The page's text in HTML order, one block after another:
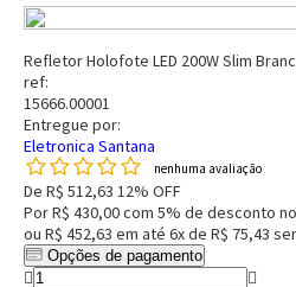
Refletor Holofote LED 200W Slim
ref:
15666.00001
Entregue por:
Eletronica Santana
nenhuma avaliação
De R$ 512,63 12% OFF
PorR$ 430,00com 5% de desconto
ou R$ 452,63 em até 6x de R$ 75,43
Opções de pagamento